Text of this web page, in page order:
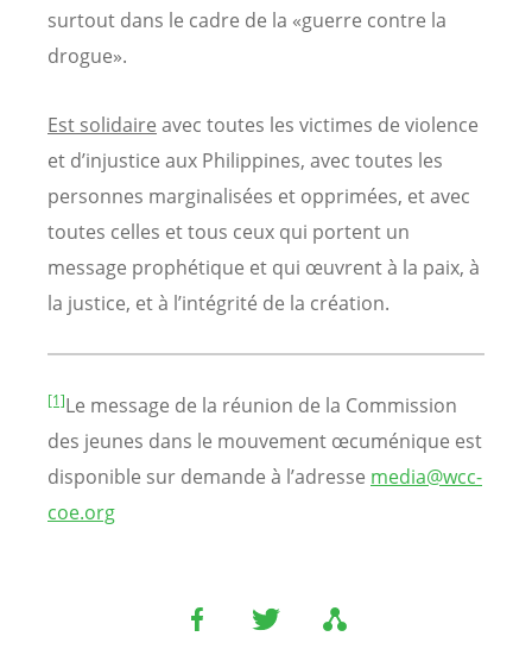
surtout dans le cadre de la «guerre contre la
drogue».
Est solidaire avec toutes les victimes de violence
et d’injustice aux Philippines, avec toutes les
personnes marginalisées et opprimées, et avec
toutes celles et tous ceux qui portent un
message prophétique et qui œuvrent à la paix, à
la justice, et à l’intégrité de la création.
[1]Le message de la réunion de la Commission
des jeunes dans le mouvement œcuménique est
disponible sur demande à l’adresse media@wcc-
coe.org